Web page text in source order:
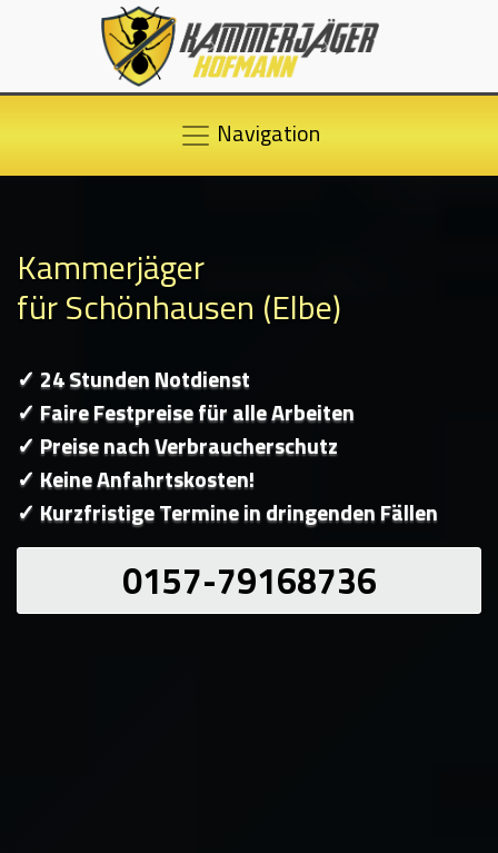
Navigation
Kammerjäger
für Schönhausen (Elbe)
✓ 24 Stunden Notdienst
✓ Faire Festpreise für alle Arbeiten
✓ Preise nach Verbraucherschutz
✓ Keine Anfahrtskosten!
✓ Kurzfristige Termine in dringenden Fällen
0157-79168736